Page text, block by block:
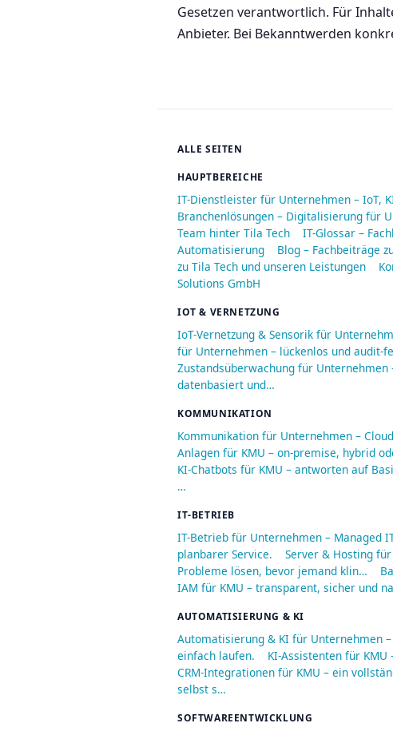
Gesetzen verantwortlich. Für
Anbieter. Bei Bekanntwerden
ALLE SEITEN
HAUPTBEREICHE
IT-Dienstleister für Unternehmen – IoT,
Branchenlösungen – Digitalisierung für
Team hinter Tila Tech
IT-Glossar –
Automatisierung
Blog – Fachbeiträge
zu Tila Tech und unseren Leistungen
Solutions GmbH
IOT & VERNETZUNG
IoT-Vernetzung & Sensorik für
für Unternehmen – lückenlos und audit-
Zustandsüberwachung für
datenbasiert und…
KOMMUNIKATION
Kommunikation für Unternehmen –
Anlagen für KMU – on-premise, hybrid
KI-Chatbots für KMU – antworten auf
…
IT-BETRIEB
IT-Betrieb für Unternehmen – Managed
planbarer Service.
Server & Hosting
Probleme lösen, bevor jemand klin…
IAM für KMU – transparent, sicher und
AUTOMATISIERUNG & KI
Automatisierung & KI für Unternehmen
einfach laufen.
KI-Assistenten für
CRM-Integrationen für KMU – ein
selbst s…
SOFTWAREENTWICKLUNG